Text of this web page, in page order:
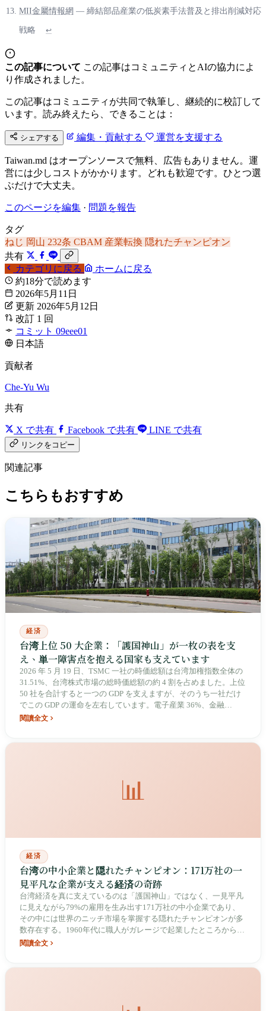
MII金屬情報網 — 締結部品産業の低炭素手法普及と排出削減対応
戦略 ↩
この記事について この記事はコミュニティとAIの協力によ
り作成されました。
この記事はコミュニティが共同で執筆し、継続的に校訂して
います。読み終えたら、できることは：
シェアする 編集・貢献する 運営を支援する
Taiwan.md はオープンソースで無料、広告もありません。運
営には少しコストがかかります。どれも歓迎です。ひとつ選
ぶだけで大丈夫。
このページを編集 · 問題を報告
タグ
ねじ 岡山 232条 CBAM 産業転換 隠れたチャンピオン
共有
カテゴリに戻る
ホームに戻る
約18分で読めます
2026年5月11日
更新 2026年5月12日
改訂 1 回
コミット 09eee01
日本語
貢献者
Che-Yu Wu
共有
X で共有 Facebook で共有 LINE で共有
リンクをコピー
関連記事
こちらもおすすめ
経済
台湾上位 50 大企業：「護国神山」が一枚の表を支
え、単一障害点を抱える国家も支えています
2026 年 5 月 19 日、TSMC 一社の時価総額は台湾加権指数全体の
31.51%、台湾株式市場の総時価総額の約 4 割を占めました。上位
50 社を合計すると一つの GDP を支えますが、そのうち一社だけ
でこの GDP の運命を左右しています。電子産業 36%、金融
25%、伝統産業 10%。いわゆる「電子・金融・伝統産業」の三本
閱讀全文
📊
経済
台湾の中小企業と隠れたチャンピオン：171万社の一
見平凡な企業が支える経済の奇跡
台湾経済を真に支えているのは「護国神山」ではなく、一見平凡
に見えながら79%の雇用を生み出す171万社の中小企業であり、
その中には世界のニッチ市場を掌握する隠れたチャンピオンが多
数存在する。1960年代に職人がガレージで起業したところから、
今日の精密製造王国へ。
閱讀全文